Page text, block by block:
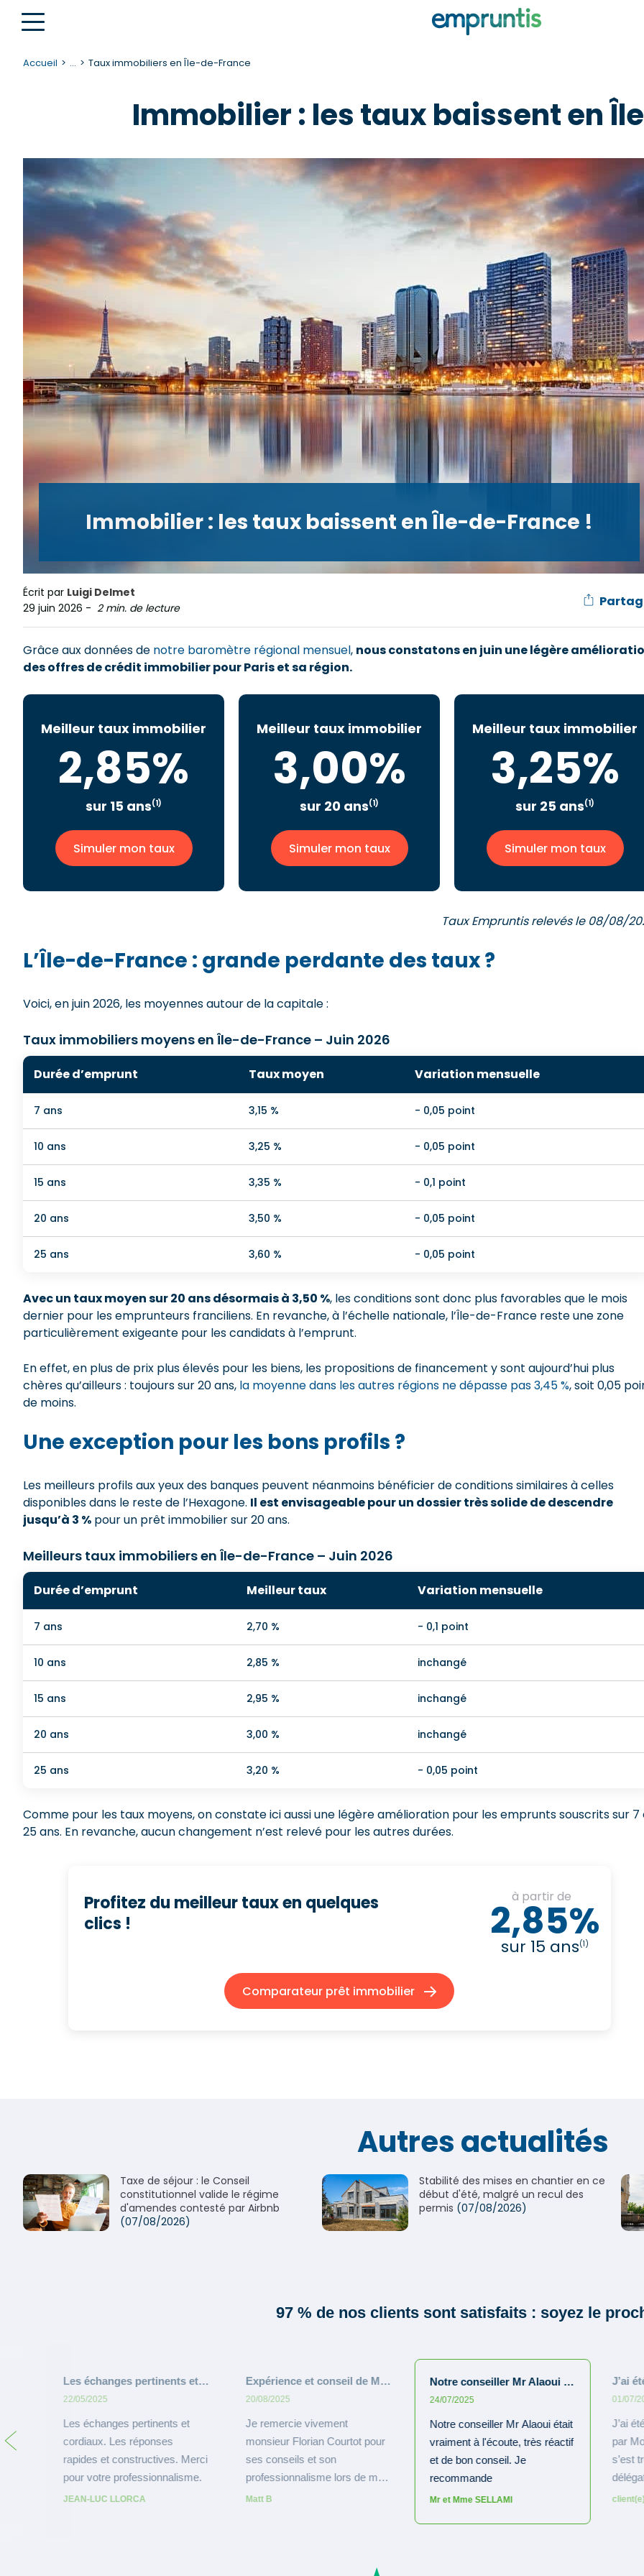
Accueil ... Taux immobiliers en Île-de-France
Immobilier : les taux baissent en
Immobilier : les taux baissent en Île-de-France !
Écrit par Luigi Delmet
29 juin 2026 - 2 min. de lecture
Grâce aux données de notre baromètre régional mensuel, nous constatons en juin une légère
des offres de crédit immobilier pour Paris et sa région.
Meilleur taux immobilier
2,85%
sur 15 ans(1)
Simuler mon taux
Meilleur taux immobilier
3,00%
sur 20 ans(1)
Simuler mon taux
Meilleur taux immobilier
3,25%
sur 25 ans(1)
Simuler mon taux
Taux Empruntis relevés le 08/08/
L’Île-de-France : grande perdante des taux ?
Voici, en juin 2026, les moyennes autour de la capitale :
Taux immobiliers moyens en Île-de-France – Juin 2026
Durée d’emprunt Taux moyen Variation mensuelle
7 ans 3,15 % - 0,05 point
10 ans 3,25 % - 0,05 point
15 ans 3,35 % - 0,1 point
20 ans 3,50 % - 0,05 point
25 ans 3,60 % - 0,05 point
Avec un taux moyen sur 20 ans désormais à 3,50 %, les conditions sont donc plus favorables que le mois
dernier pour les emprunteurs franciliens. En revanche, à l’échelle nationale, l’Île-de-France reste une zone
particulièrement exigeante pour les candidats à l’emprunt.
En effet, en plus de prix plus élevés pour les biens, les propositions de financement y sont aujourd’hui plus
chères qu’ailleurs : toujours sur 20 ans, la moyenne dans les autres régions ne dépasse pas 3,45 %, soit 0,05
de moins.
Une exception pour les bons profils ?
Les meilleurs profils aux yeux des banques peuvent néanmoins bénéficier de conditions similaires à celles
disponibles dans le reste de l’Hexagone. Il est envisageable pour un dossier très solide de descendre
jusqu’à 3 % pour un prêt immobilier sur 20 ans.
Meilleurs taux immobiliers en Île-de-France – Juin 2026
Durée d’emprunt Meilleur taux Variation mensuelle
7 ans 2,70 % - 0,1 point
10 ans 2,85 % inchangé
15 ans 2,95 % inchangé
20 ans 3,00 % inchangé
25 ans 3,20 % - 0,05 point
Comme pour les taux moyens, on constate ici aussi une légère amélioration pour les emprunts souscrits sur 7
25 ans. En revanche, aucun changement n’est relevé pour les autres durées.
Profitez du meilleur taux en quelques
clics !
à partir de
2,85%
sur 15 ans(1)
Comparateur prêt immobilier
Autres actualités
Taxe de séjour : le Conseil
constitutionnel valide le régime
d'amendes contesté par Airbnb
(07/08/2026)
Stabilité des mises en chantier en ce
début d'été, malgré un recul des
permis (07/08/2026)